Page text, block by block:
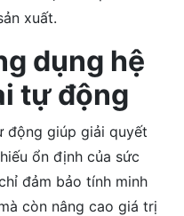
xuất.
dụng hệ
tự động
động giúp giải quyết
ổn định của sức
đảm bảo tính minh
còn nâng cao giá trị